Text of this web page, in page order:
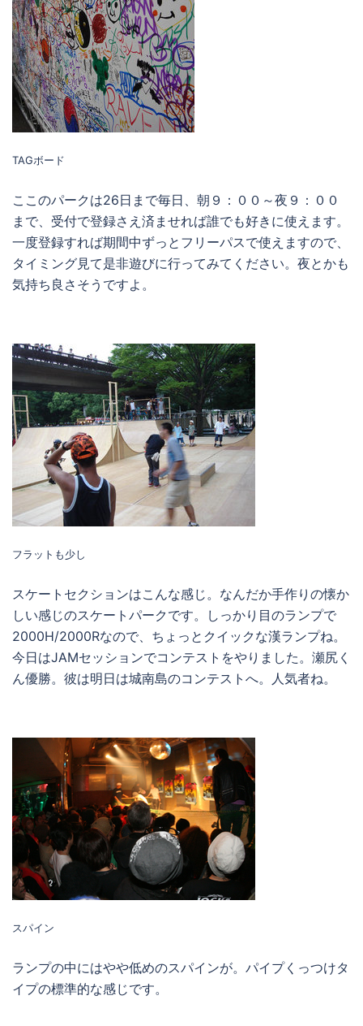
TAGボード
ここのパークは26日まで毎日、朝９：００～夜９：００
まで、受付で登録さえ済ませれば誰でも好きに使えます。
一度登録すれば期間中ずっとフリーパスで使えますので、
タイミング見て是非遊びに行ってみてください。夜とかも
気持ち良さそうですよ。
フラットも少し
スケートセクションはこんな感じ。なんだか手作りの懐か
しい感じのスケートパークです。しっかり目のランプで
2000H/2000Rなので、ちょっとクイックな漢ランプね。
今日はJAMセッションでコンテストをやりました。瀬尻く
ん優勝。彼は明日は城南島のコンテストへ。人気者ね。
スパイン
ランプの中にはやや低めのスパインが。パイプくっつけタ
イプの標準的な感じです。